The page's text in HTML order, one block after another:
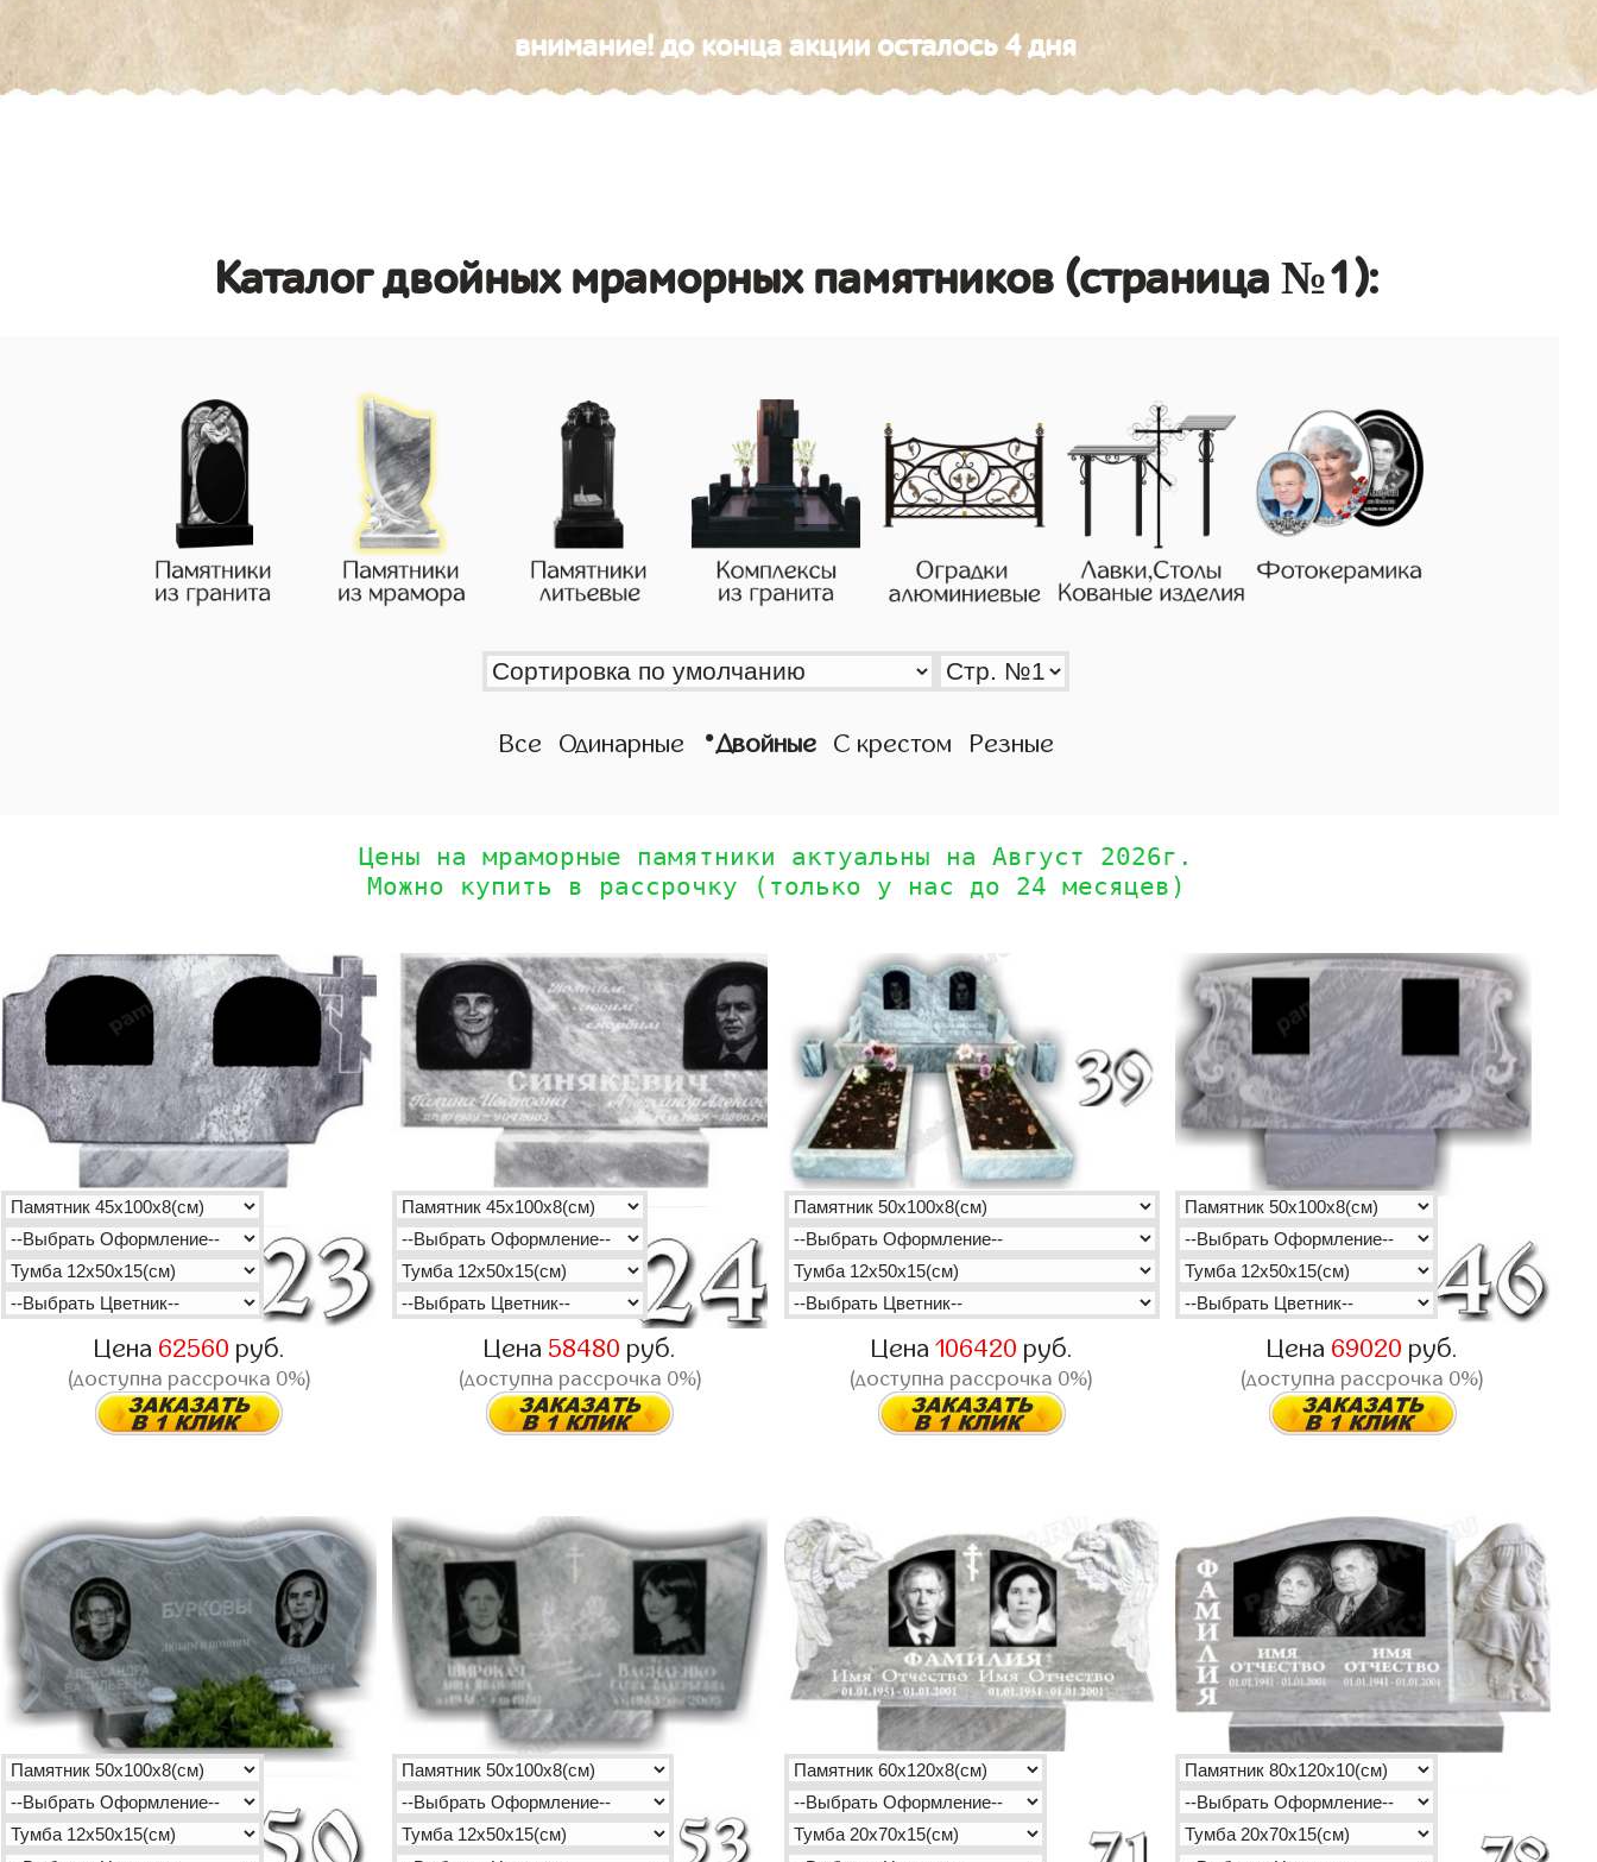
внимание! до конца акции осталось 4 дня
Каталог двойных мраморных памятников (страница №1):
Все Одинарные •Двойные С крестом Резные
Цены на мраморные памятники актуальны на Август 2026г.
Можно купить в рассрочку (только у нас до 24 месяцев)
Цена 62560 руб.
(доступна рассрочка 0%)
Цена 58480 руб.
(доступна рассрочка 0%)
Цена 106420 руб.
(доступна рассрочка 0%)
Цена 69020 руб.
(доступна рассрочка 0%)